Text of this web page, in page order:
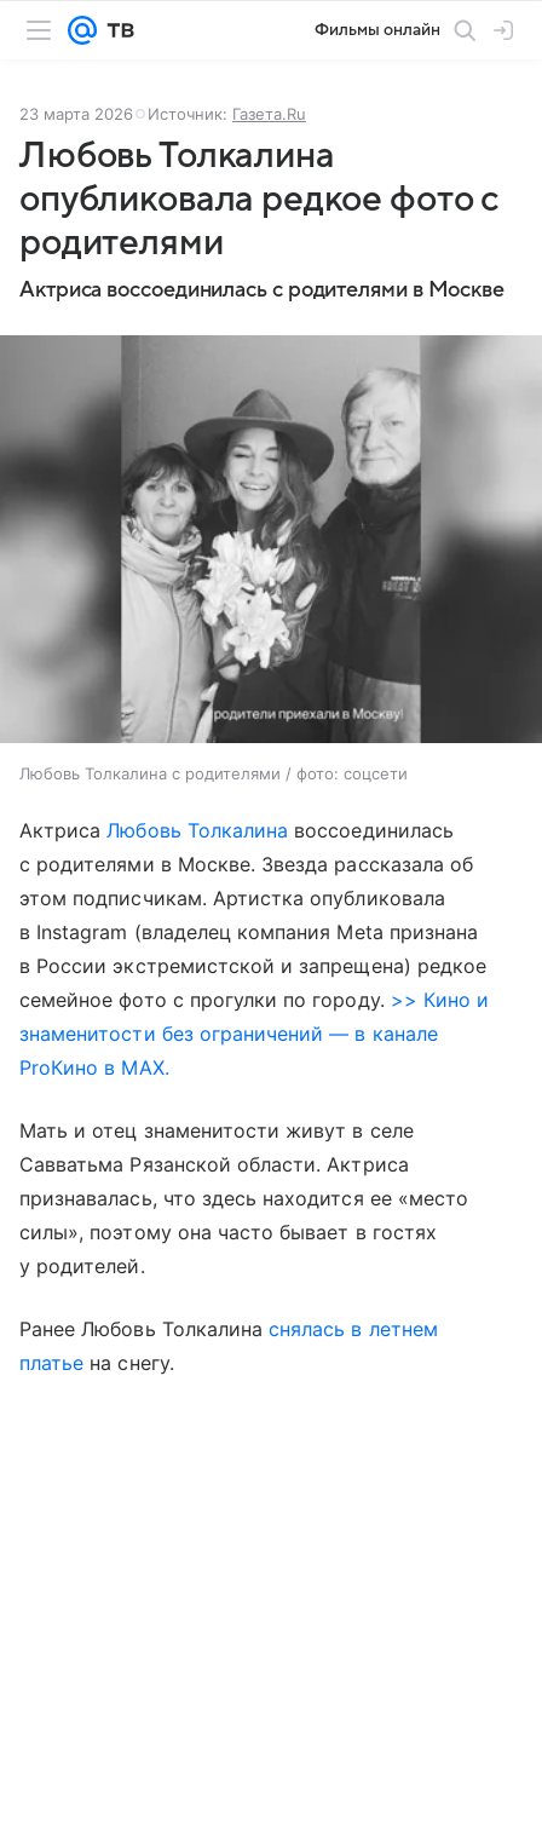
Фильмы онлайн
23 марта 2026 Источник: Газета.Ru
Любовь Толкалина
опубликовала редкое фото с
родителями
Актриса воссоединилась с родителями в Москве
Любовь Толкалина с родителями / фото: соцсети
АктрисаЛюбовь Толкалина воссоединилась
с родителями в Москве. Звезда рассказала об
этом подписчикам. Артистка опубликовала
в Instagram (владелец компания Meta признана
в России экстремистской и запрещена) редкое
семейное фото с прогулки по городу. >> Кино и
знаменитости без ограничений — в канале
ProКино в MAX.
Мать и отец знаменитости живут в селе
Савватьма Рязанской области. Актриса
признавалась, что здесь находится ее «место
силы», поэтому она часто бывает в гостях
у родителей.
Ранее Любовь Толкалинаснялась в летнем
платье на снегу.